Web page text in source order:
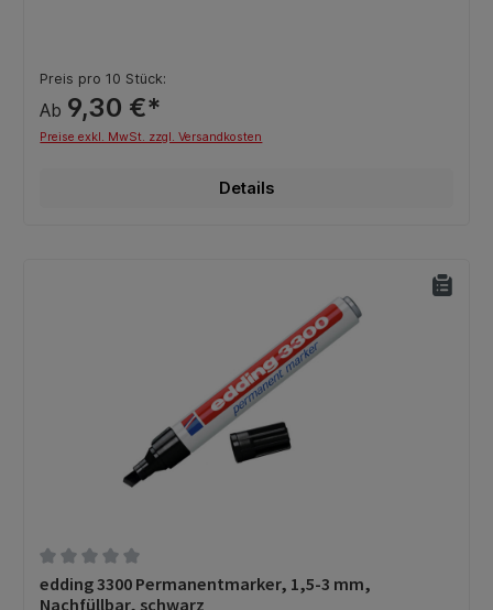
Preis pro 10 Stück:
Ab 9,30 €*
Preise exkl. MwSt. zzgl. Versandkosten
Details
Durchschnittliche Bewertung von 0 von 5 Sternen
edding 3300 Permanentmarker, 1,5-3 mm,
Nachfüllbar, schwarz